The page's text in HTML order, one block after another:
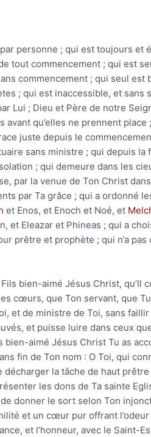
personne ; qui est toujours et
tout commencement ; qui est
commencement ; qui seul est
; qui est inaccessible, et sans
Lui ; Dieu et Père de notre
qu’elles ne prennent place
juste depuis le
sans ministre ; qui depuis la
; qui demeure dans les
par la venue de Ton Christ
par Ta grâce ; qui a ordonné
et Enos, et Enoch et Noé, et
et Eleazar et Phineas ; qui a
prêtre et prophète ; qui n’a pas
bien-aimé Jésus Christ, qu’Il
cœurs, que Ton servant, que
et de ministre de Toi, sans
et puisse luire dans ceux
aimé Jésus Christ Tu as
fin de Ton nom : O Toi, qui
la tâche de haut
les dons de Ta sainte
donner le sort selon Ton
et un cœur pur offrant
et l’honneur, avec le Saint-